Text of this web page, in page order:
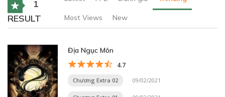
1
RESULT
Most Views New
Địa Ngục Môn
4.7
Chương Extra 02 09/02/2021